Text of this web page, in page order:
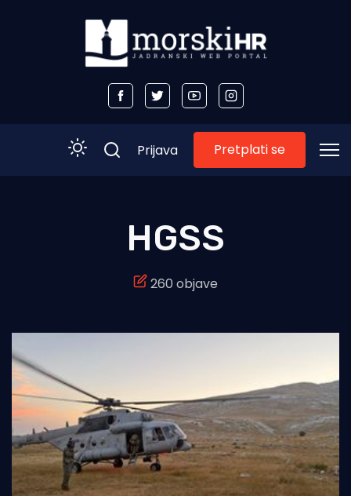
Otoci
Turizam i nautika
Pomorstvo
Ribolov
Ekologija
Prijava Pretplati se
HGSS
260 objave